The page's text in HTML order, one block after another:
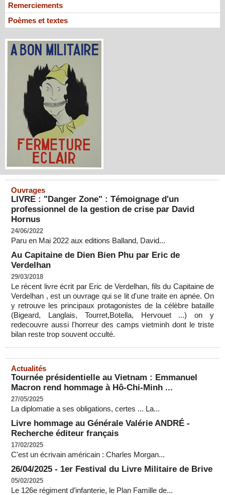
Remerciements
Poèmes et textes
Ouvrages
LIVRE : "Danger Zone" : Témoignage d'un
professionnel de la gestion de crise par David
Hornus
24/06/2022
Paru en Mai 2022 aux editions Balland, David...
Au Capitaine de Dien Bien Phu par Eric de
Verdelhan
29/03/2018
Le récent livre écrit par Eric de Verdelhan, fils du Capitaine de
Verdelhan , est un ouvrage qui se lit d'une traite en apnée. On
y retrouve les principaux protagonistes de la célèbre bataille
(Bigeard, Langlais, Tourret,Botella, Hervouet ...) on y
redecouvre aussi l'horreur des camps vietminh dont le triste
bilan reste trop souvent occulté.
Actualités
Tournée présidentielle au Vietnam : Emmanuel
Macron rend hommage à Hô-Chi-Minh ...
27/05/2025
La diplomatie a ses obligations, certes ... La...
Livre hommage au Générale Valérie ANDRÉ -
Recherche éditeur français
17/02/2025
C'est un écrivain américain : Charles Morgan...
26/04/2025 - 1er Festival du Livre Militaire de Brive
05/02/2025
Le 126e régiment d’infanterie, le Plan Famille de...